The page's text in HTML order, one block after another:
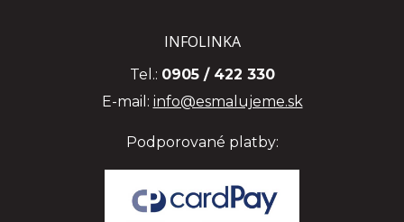
INFOLINKA
Tel.: 0905 / 422 330
E-mail: info@esmalujeme.sk
Podporované platby: